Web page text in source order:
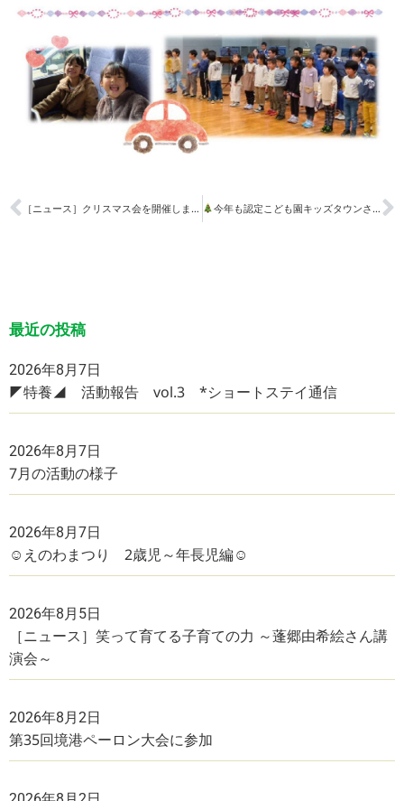
［ニュース］クリスマス会を開催しました（みんなの居場所あいRIN） 今年も認定こども園キッズタウンさくらにサンタさんがやってきました
最近の投稿
2026年8月7日
◤特養◢ 活動報告 vol.3 *ショートステイ通信
2026年8月7日
7月の活動の様子
2026年8月7日
☺えのわまつり 2歳児～年長児編☺
2026年8月5日
［ニュース］笑って育てる子育ての力 ～蓬郷由希絵さん講
演会～
2026年8月2日
第35回境港ペーロン大会に参加